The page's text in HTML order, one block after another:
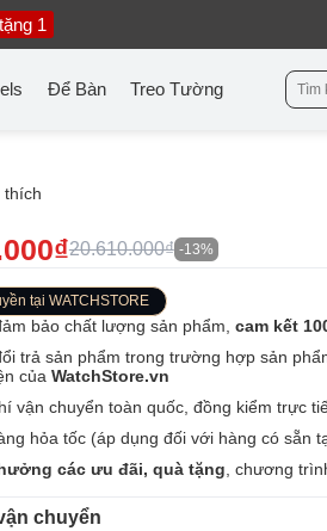
1
Để Bàn Treo Tường
Tìm
kiếm:
thích
20.610.000₫ -13%
tại WATCHSTORE
bảo chất lượng sản phẩm, cam kết
trả sản phẩm trong trường hợp sản
của WatchStore.vn
vận chuyển toàn quốc, đồng kiểm trực
hỏa tốc (áp dụng đối với hàng có sẵn
các ưu đãi, quà tặng , chương
chuyển